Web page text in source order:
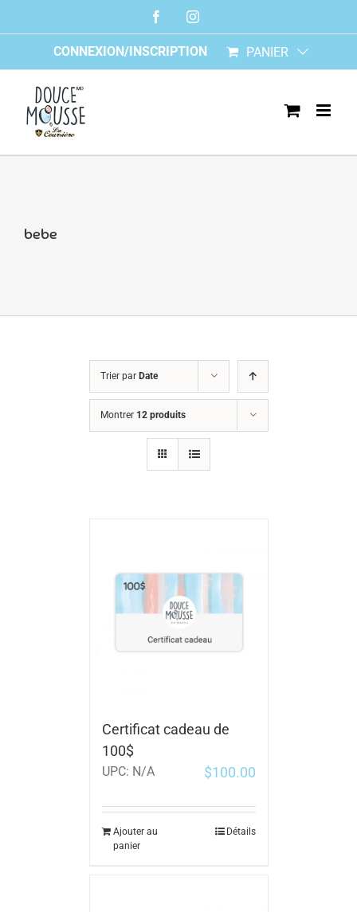
FacebookInstagram
CONNEXION/INSCRIPTION PANIER
bebe
Trier par Date
Montrer 12 produits
Certificat cadeau de
100$
UPC: N/A $100.00
Ajouter au
panier
Détails